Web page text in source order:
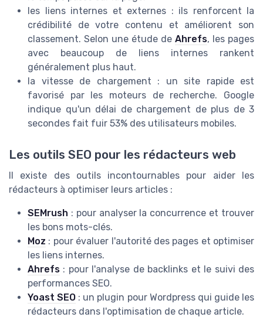
les liens internes et externes : ils renforcent la
crédibilité de votre contenu et améliorent son
classement. Selon une étude de Ahrefs, les pages
avec beaucoup de liens internes rankent
généralement plus haut.
la vitesse de chargement : un site rapide est
favorisé par les moteurs de recherche. Google
indique qu'un délai de chargement de plus de 3
secondes fait fuir 53% des utilisateurs mobiles.
Les outils SEO pour les rédacteurs web
Il existe des outils incontournables pour aider les
rédacteurs à optimiser leurs articles :
SEMrush : pour analyser la concurrence et trouver
les bons mots-clés.
Moz : pour évaluer l'autorité des pages et optimiser
les liens internes.
Ahrefs : pour l'analyse de backlinks et le suivi des
performances SEO.
Yoast SEO : un plugin pour Wordpress qui guide les
rédacteurs dans l'optimisation de chaque article.